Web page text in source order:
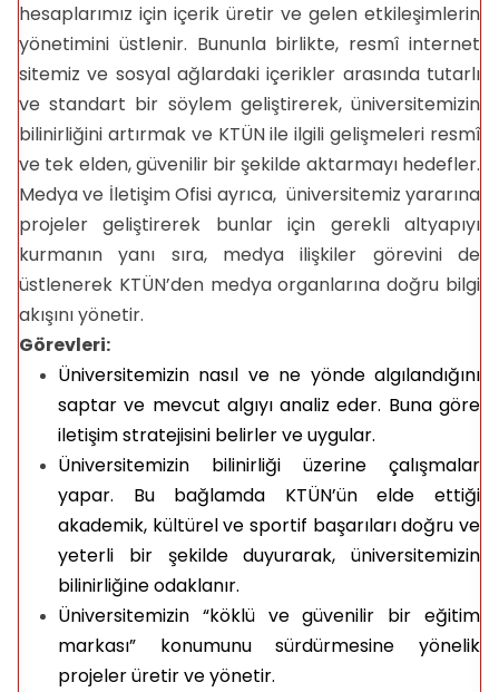
hesaplarımız için içerik üretir ve gelen etkileşimlerin
yönetimini üstlenir. Bununla birlikte, resmî internet
sitemiz ve sosyal ağlardaki içerikler arasında tutarlı
ve standart bir söylem geliştirerek, üniversitemizin
bilinirliğini artırmak ve KTÜN ile ilgili gelişmeleri resmî
ve tek elden, güvenilir bir şekilde aktarmayı hedefler.
Medya ve İletişim Ofisi ayrıca, üniversitemiz yararına
projeler geliştirerek bunlar için gerekli altyapıyı
kurmanın yanı sıra, medya ilişkiler görevini de
üstlenerek KTÜN’den medya organlarına doğru bilgi
akışını yönetir.
Görevleri:
Üniversitemizin nasıl ve ne yönde algılandığını
saptar ve mevcut algıyı analiz eder. Buna göre
iletişim stratejisini belirler ve uygular.
Üniversitemizin bilinirliği üzerine çalışmalar
yapar. Bu bağlamda KTÜN’ün elde ettiği
akademik, kültürel ve sportif başarıları doğru ve
yeterli bir şekilde duyurarak, üniversitemizin
bilinirliğine odaklanır.
Üniversitemizin “köklü ve güvenilir bir eğitim
markası” konumunu sürdürmesine yönelik
projeler üretir ve yönetir.